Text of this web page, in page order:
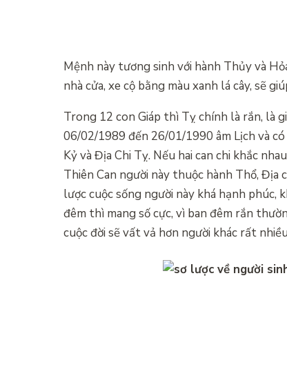
Mệnh này tương sinh với hành Thủy và
nhà cửa, xe cộ bằng màu xanh lá cây, sẽ
Trong 12 con Giáp thì Tỵ chính là rắn, là
06/02/1989 đến 26/01/1990 âm Lịch và
Kỷ và Địa Chi Tỵ. Nếu hai can chi khắc
Thiên Can người này thuộc hành Thổ, Địa
lược cuộc sống người này khá hạnh phúc,
đêm thì mang số cực, vì ban đêm rắn
cuộc đời sẽ vất vả hơn người khác rất